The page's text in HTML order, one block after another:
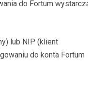
do Fortum
lub NIP (klient
do konta Fortum